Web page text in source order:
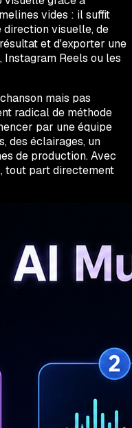
vides : il suffit
direction visuelle, de
et d'exporter une
Instagram Reels ou les
mais pas
radical de méthode
par une équipe
des éclairages, un
de production. Avec
tout part directement